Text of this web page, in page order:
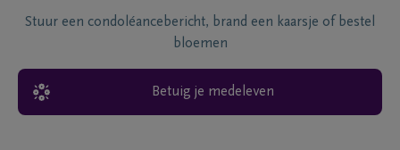
Stuur een condoléancebericht, brand een kaarsje of bestel
bloemen
Betuig je medeleven